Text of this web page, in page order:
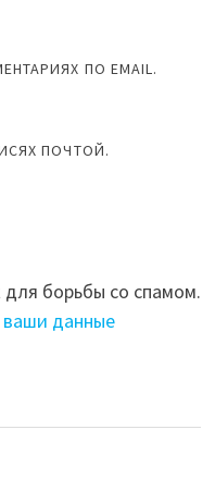
ПО EMAIL.
ПОЧТОЙ.
для борьбы со спамом.
ваши данные